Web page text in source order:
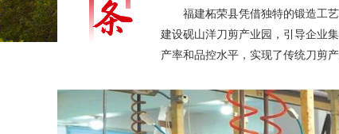
福建柘荣县凭借独特的锻造工
建设砚山洋刀剪产业园，引导企业
产率和品控水平，实现了传统刀剪